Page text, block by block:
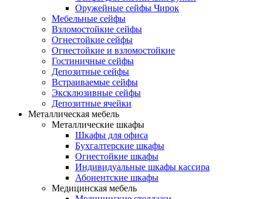
Оружейные сейфы Чирок
Мебельные сейфы
Взломостойкие сейфы
Огнестойкие сейфы
Огнестойкие и взломостойкие
Гостиничные сейфы
Депозитные сейфы
Встраиваемые сейфы
Эксклюзивные сейфы
Депозитные ячейки
Металлическая мебель
Металлические шкафы
Шкафы для офиса
Бухгалтерские шкафы
Огнестойкие шкафы
Индивидуальные шкафы кассира
Абонентские шкафы
Медицинская мебель